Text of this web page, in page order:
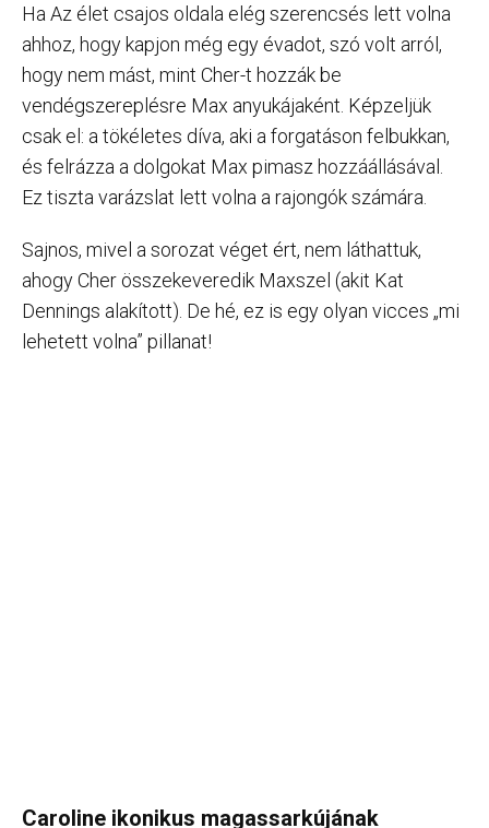
Ha Az élet csajos oldala elég szerencsés lett volna
ahhoz, hogy kapjon még egy évadot, szó volt arról,
hogy nem mást, mint Cher-t hozzák be
vendégszereplésre Max anyukájaként. Képzeljük
csak el: a tökéletes díva, aki a forgatáson felbukkan,
és felrázza a dolgokat Max pimasz hozzáállásával.
Ez tiszta varázslat lett volna a rajongók számára.
Sajnos, mivel a sorozat véget ért, nem láthattuk,
ahogy Cher összekeveredik Maxszel (akit Kat
Dennings alakított). De hé, ez is egy olyan vicces „mi
lehetett volna” pillanat!
Caroline ikonikus magassarkújának